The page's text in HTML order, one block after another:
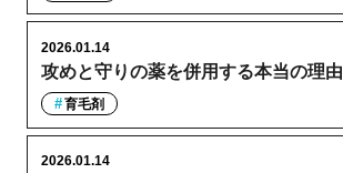
攻めと守りの薬を併用する本当の理由
2026.01.14
育毛剤
2026.01.14